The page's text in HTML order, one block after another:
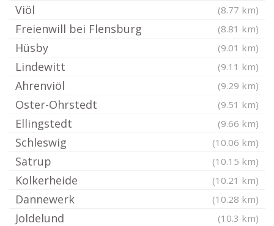
Viöl (8.77 km)
Freienwill bei Flensburg (8.81 km)
Hüsby (9.01 km)
Lindewitt (9.11 km)
Ahrenviöl (9.29 km)
Oster-Ohrstedt (9.51 km)
Ellingstedt (9.66 km)
Schleswig (10.06 km)
Satrup (10.15 km)
Kolkerheide (10.21 km)
Dannewerk (10.28 km)
Joldelund (10.3 km)